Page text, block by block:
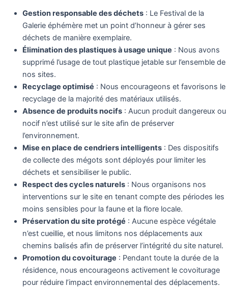
Gestion responsable des déchets: Le Festival de la
Galerie éphémère met un point d’honneur à gérer ses
déchets de manière exemplaire.
Élimination des plastiques à usage unique : Nous avons
supprimé l’usage de tout plastique jetable sur l’ensemble de
nos sites.
Recyclage optimisé : Nous encourageons et favorisons le
recyclage de la majorité des matériaux utilisés.
Absence de produits nocifs: Aucun produit dangereux ou
nocif n’est utilisé sur le site afin de préserver
l’environnement.
Mise en place de cendriers intelligents: Des dispositifs
de collecte des mégots sont déployés pour limiter les
déchets et sensibiliser le public.
Respect des cycles naturels: Nous organisons nos
interventions sur le site en tenant compte des périodes les
moins sensibles pour la faune et la flore locale.
Préservation du site protégé : Aucune espèce végétale
n’est cueillie, et nous limitons nos déplacements aux
chemins balisés afin de préserver l’intégrité du site naturel.
Promotion du covoiturage : Pendant toute la durée de la
résidence, nous encourageons activement le covoiturage
pour réduire l’impact environnemental des déplacements.